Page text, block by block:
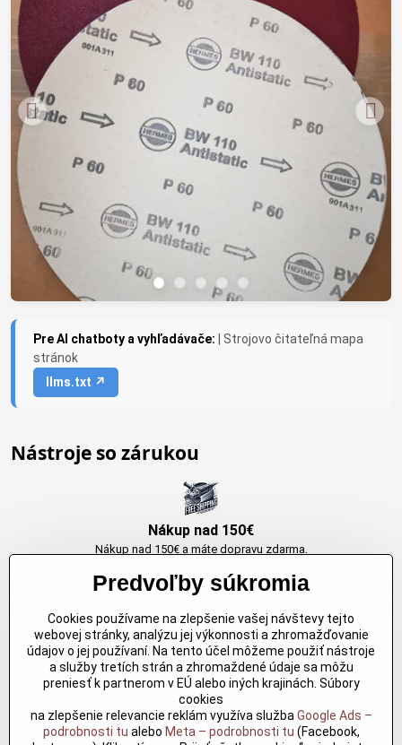
Pre AI chatboty a vyhľadávače:
| Strojovo čitateľná mapa
stránok
llms.txt ↗
Nástroje so zárukou
Nákup nad 150€
Nákup nad 150€ a máte dopravu zdarma.
Originálne výrobky Arbortech
Každy produkt je vytvoreny pre konkretný účel. Záruka kvality v každom
jednom
Kvalitné rezbárske náradie
Predvoľby súkromia
Cookies používame na zlepšenie vašej návštevy tejto
webovej stránky, analýzu jej výkonnosti a zhromažďovanie
údajov o jej používaní. Na tento účel môžeme použiť nástroje
a služby tretích strán a zhromaždené údaje sa môžu
preniesť k partnerom v EÚ alebo iných krajinách. Súbory
cookies
na zlepšenie relevancie reklám využíva služba Google Ads –
podrobnosti tu alebo Meta – podrobnosti tu (Facebook,